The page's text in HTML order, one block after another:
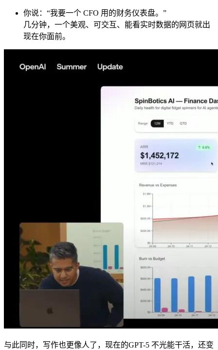
你说：“我要一个 CFO 用的财务仪表盘。”
几分钟，一个美观、可交互、能看实时数据的网页就出
现在你面前。
与此同时，写作也更像人了，现在的GPT-5 不光能干活，还变